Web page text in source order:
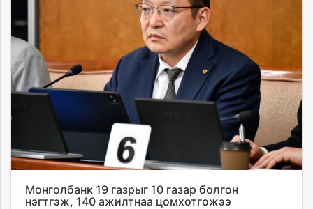
unread.today
Монголбанк 19 газрыг 10 газар болгон
нэгтгэж, 140 ажилтнаа цомхотгожээ